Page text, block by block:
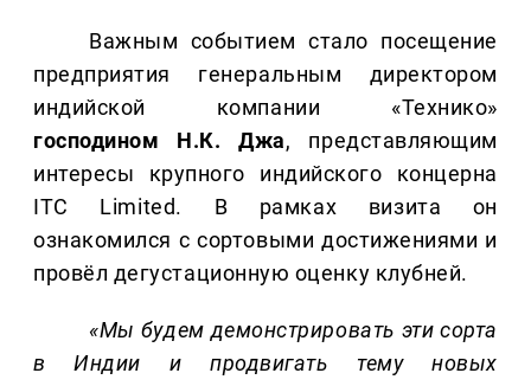
Важным событием стало посещение
предприятия генеральным директором
индийской компании «Технико»
господином Н.К. Джа, представляющим
интересы крупного индийского концерна
ITC Limited. В рамках визита он
ознакомился с сортовыми достижениями и
провёл дегустационную оценку клубней.
«Мы будем демонстрировать эти сорта
в Индии и продвигать тему новых